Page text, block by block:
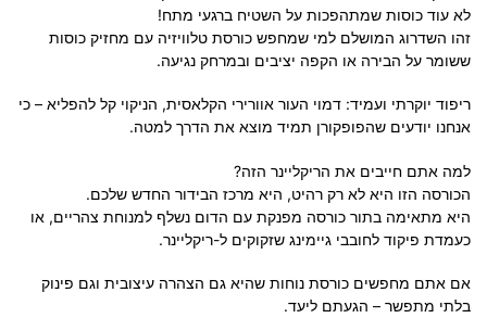
לא עוד כוסות שמתהפכות על השטיח ברגעי מתח!
זהו השדרוג המושלם למי שמחפש כורסת טלוויזיה עם מחזיק כוסות
ששומר על הבירה או הקפה יציבים ובמרחק נגיעה.
ריפוד יוקרתי ועמיד: דמוי העור אוורירי הקלאסית, הניקוי קל להפליא – כי
אנחנו יודעים שהפופקורן תמיד מוצא את הדרך למטה.
למה אתם חייבים את הריקליינר הזה?
הכורסה הזו היא לא רק רהיט, היא מרכז הבידור החדש שלכם.
היא מתאימה בתור כורסה מפנקת עם הדום נשלף למנוחת צהריים, או
כעמדת פיקוד לחובבי גיימינג שזקוקים ל-ריקליינר.
אם אתם מחפשים כורסת נוחות שהיא גם הצהרה עיצובית וגם פינוק
בלתי מתפשר – הגעתם ליעד.